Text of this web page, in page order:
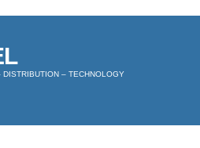
DISTRIBUTION – TECHNOLOGY